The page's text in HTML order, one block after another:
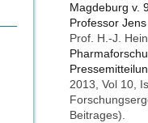
Magdeburg v.
Professor
Prof. H.-J.
2013, Vol 10,
Beitrages).